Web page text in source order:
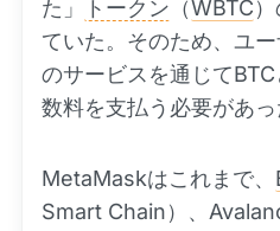
た」
トークン （WBTC
ていた。そのため、ユ
のサービスを通じて
数料を支払う必要があっ
MetaMaskはこれまで、
Smart Chain）、